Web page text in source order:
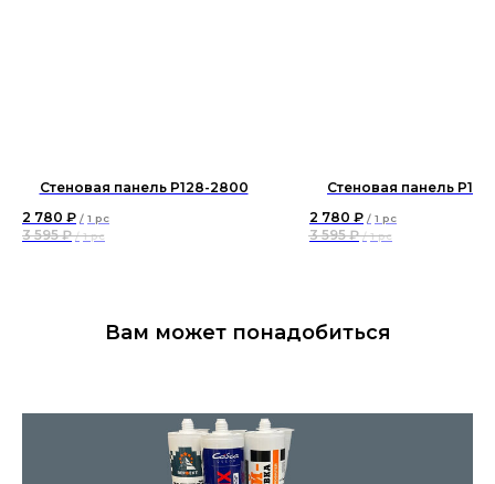
Стеновая панель P128-2800
2 780 ₽ / 1 pc
3 595 ₽ / 1 pc
Стеновая панель
2 780 ₽ / 1 pc
3 595 ₽ / 1 pc
Вам может понадобиться